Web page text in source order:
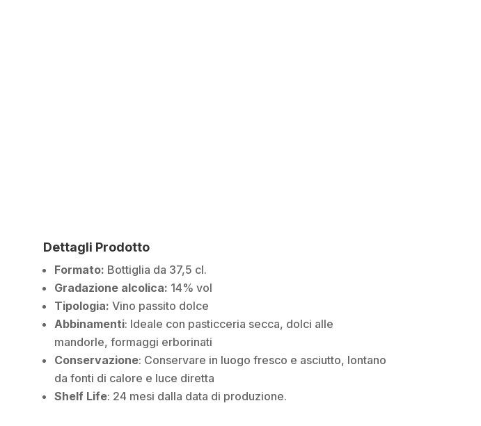
Dettagli Prodotto
Formato: Bottiglia da 37,5 cl.
Gradazione alcolica: 14% vol
Tipologia: Vino passito dolce
Abbinamenti: Ideale con pasticceria secca, dolci alle
mandorle, formaggi erborinati
Conservazione: Conservare in luogo fresco e asciutto, lontano
da fonti di calore e luce diretta
Shelf Life: 24 mesi dalla data di produzione.